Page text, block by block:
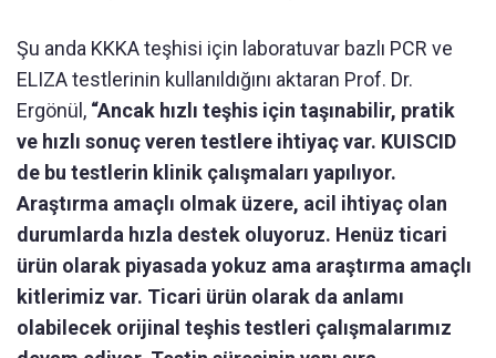
Şu anda KKKA teşhisi için laboratuvar bazlı PCR ve
ELIZA testlerinin kullanıldığını aktaran Prof. Dr.
Ergönül, “Ancak hızlı teşhis için taşınabilir, pratik
ve hızlı sonuç veren testlere ihtiyaç var. KUISCID
de bu testlerin klinik çalışmaları yapılıyor.
Araştırma amaçlı olmak üzere, acil ihtiyaç olan
durumlarda hızla destek oluyoruz. Henüz ticari
ürün olarak piyasada yokuz ama araştırma amaçlı
kitlerimiz var. Ticari ürün olarak da anlamı
olabilecek orijinal teşhis testleri çalışmalarımız